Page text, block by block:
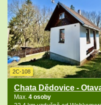
2C-108
Chata Dědovice -
Max. 4 osoby